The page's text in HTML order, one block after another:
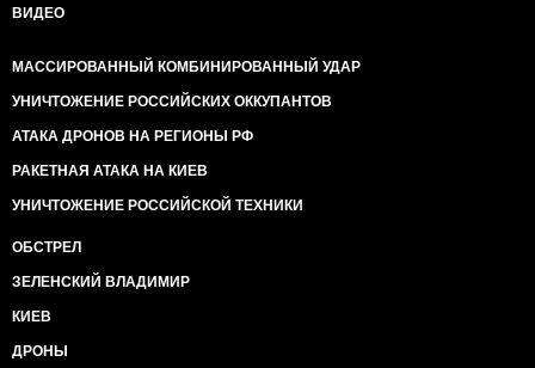
ВИДЕО
МАССИРОВАННЫЙ КОМБИНИРОВАННЫЙ УДАР
УНИЧТОЖЕНИЕ РОССИЙСКИХ ОККУПАНТОВ
АТАКА ДРОНОВ НА РЕГИОНЫ РФ
РАКЕТНАЯ АТАКА НА КИЕВ
УНИЧТОЖЕНИЕ РОССИЙСКОЙ ТЕХНИКИ
ОБСТРЕЛ
ЗЕЛЕНСКИЙ ВЛАДИМИР
КИЕВ
ДРОНЫ